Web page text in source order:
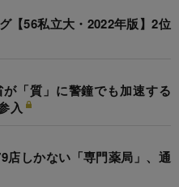
【56私立大・2022年版】2位
「質」に警鐘でも加速する
入
店しかない「専門薬局」、通